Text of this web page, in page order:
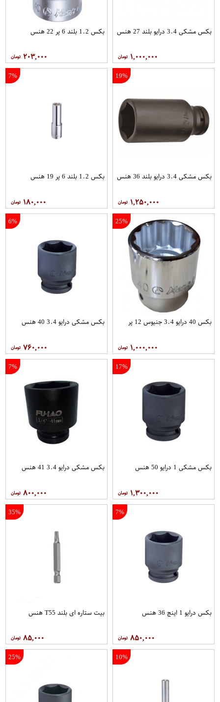
بکس مشکی 3.4 درایو بلند 27 هنس
۱,۰۰۰,۰۰۰
بکس 1.2 بلند 6 پر 22 هنس
۲۰۳,۰۰۰
19%
بکس مشکی 3.4 درایو بلند 36 هنس
۱,۲۵۰,۰۰۰
7%
بکس 1.2 بلند 6 پر 19 هنس
۱۸۰,۰۰۰
25%
بکس 40 درایو 3.4 جنیوس 12 پر
۱,۰۰۰,۰۰۰
6%
بکس مشکی درایو 3.4 40 هنس
۷۶۰,۰۰۰
17%
بکس مشکی 1 درایو 50 هنس
۱,۳۰۰,۰۰۰
7%
بکس مشکی درایو 3.4 41 هنس
۸۰۰,۰۰۰
7%
بکس درایو 1 اینچ 36 هنس
۸۵۰,۰۰۰
35%
بیت ستاره ای بلند T55 هنس
۸۵,۰۰۰
10%
25%